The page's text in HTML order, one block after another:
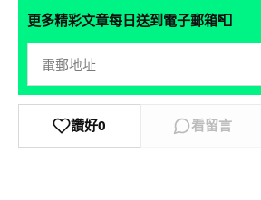
更多精彩文章每日送到電子郵箱📮
讚好0 看留言